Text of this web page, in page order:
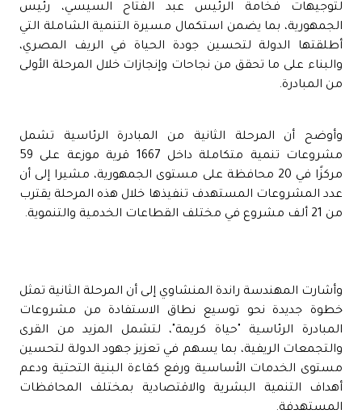
لتوجيهات فخامة الرئيس عبد الفتاح السيسي، رئيس
الجمهورية، بما يضمن استكمال مسيرة التنمية الشاملة التي
أطلقتها الدولة لتحسين جودة الحياة في الريف المصري،
والبناء على ما تحقق من نجاحات وإنجازات خلال المرحلة الأولى
من المبادرة.
وأوضح أن المرحلة الثانية من المبادرة الرئاسية تشمل
مشروعات تنمية متكاملة داخل 1667 قرية موزعة على 59
مركزًا في 20 محافظة على مستوى الجمهورية، مشيرا إلى أن
عدد المشروعات المستهدف تنفيذها خلال هذه المرحلة يقترب
من 21 ألف مشروع في مختلف القطاعات الخدمية والتنموية.
وأشارت المهندسة راندة المنشاوي إلى أن المرحلة الثانية تمثل
خطوة جديدة نحو توسيع نطاق الاستفادة من مشروعات
المبادرة الرئاسية "حياة كريمة"، لتشمل المزيد من القرى
والتجمعات الريفية، بما يسهم في تعزيز جهود الدولة لتحسين
مستوى الخدمات الأساسية ورفع كفاءة البنية التحتية ودعم
أهداف التنمية البشرية والاقتصادية بمختلف المحافظات
المستهدفة.